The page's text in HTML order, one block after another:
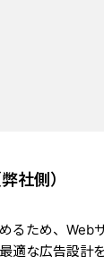
社側）
るため、Web
適な広告設計